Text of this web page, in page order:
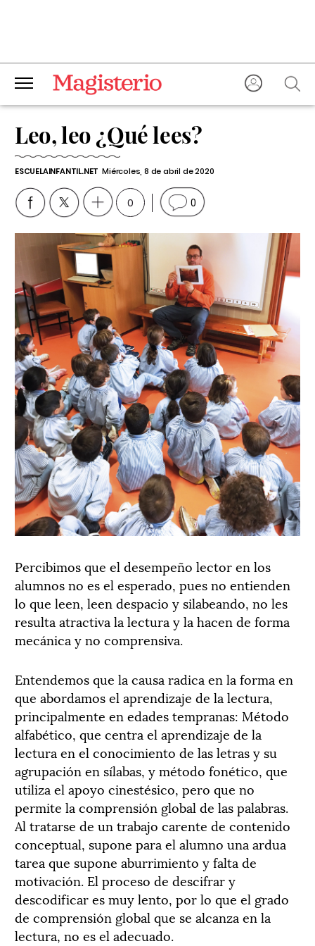
Leo, leo ¿Qué lees?
ESCUELAINFANTIL.NET Miércoles, 8 de abril de 2020
0 0
Percibimos que el desempeño lector en los
alumnos no es el esperado, pues no entienden
lo que leen, leen despacio y silabeando, no les
resulta atractiva la lectura y la hacen de forma
mecánica y no comprensiva.
Entendemos que la causa radica en la forma en
que abordamos el aprendizaje de la lectura,
principalmente en edades tempranas: Método
alfabético, que centra el aprendizaje de la
lectura en el conocimiento de las letras y su
agrupación en sílabas, y método fonético, que
utiliza el apoyo cinestésico, pero que no
permite la comprensión global de las palabras.
Al tratarse de un trabajo carente de contenido
conceptual, supone para el alumno una ardua
tarea que supone aburrimiento y falta de
motivación. El proceso de descifrar y
descodificar es muy lento, por lo que el grado
de comprensión global que se alcanza en la
lectura, no es el adecuado.